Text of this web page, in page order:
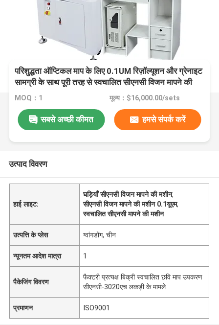
परिशुद्धता ऑप्टिकल माप के लिए 0.1UM रिज़ॉल्यूशन और ग्रेनाइट
सामग्री के साथ पूरी तरह से स्वचालित सीएनसी विजन मापने की
मशीन
MOQ：1 मूल्य：$16,000.00/sets
सबसे अच्छी कीमत हमसे संपर्क करें
उत्पाद विवरण
हाई लाइट:
घड़ियाँ सीएनसी विजन मापने की मशीन,
सीएनसी विजन मापने की मशीन 0.1यूएम,
स्वचालित सीएनसी मापने की मशीन
उत्पत्ति के प्लेस ग्वांगडोंग, चीन
न्यूनतम आदेश मात्रा 1
पैकेजिंग विवरण
फैक्टरी प्रत्यक्ष बिक्री स्वचालित छवि माप उपकरण
सीएनसी-3020एच लकड़ी के मामले
प्रमाणन ISO9001